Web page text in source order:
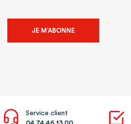
JE M’ABONNE
Service client